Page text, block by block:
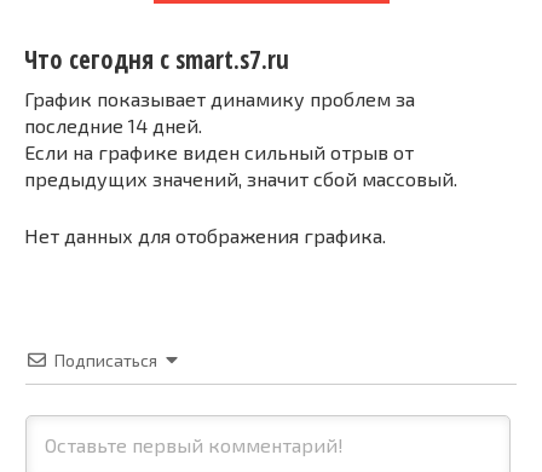
Что сегодня с smart.s7.ru
График показывает динамику проблем за
последние 14 дней.
Если на графике виден сильный отрыв от
предыдущих значений, значит сбой массовый.
Нет данных для отображения графика.
Подписаться